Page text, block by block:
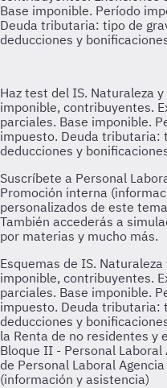
Esquemas de IS.
imponible, contribuyentes.
parciales. Base imponible.
impuesto. Deuda tributaria:
deducciones y
la Renta de no residentes y
Bloque II - Personal
de Personal Laboral
(información y asistencia)